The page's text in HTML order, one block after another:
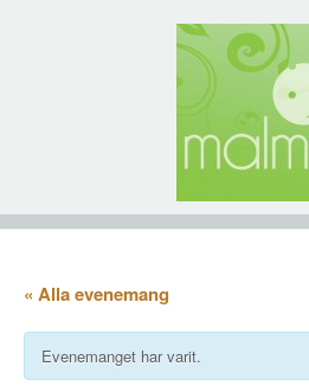
« Alla evenemang
Evenemanget har varit.